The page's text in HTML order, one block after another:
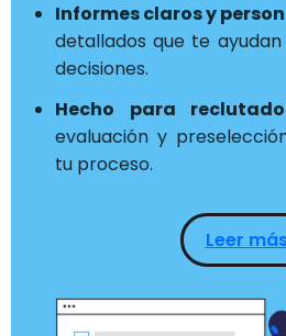
Informes claros y
detallados que te
decisiones.
Hecho para
evaluación y
tu proceso.
Leer más